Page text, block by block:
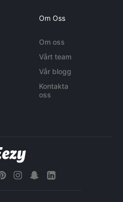
Om Oss
Om oss
Vårt team
Vår blogg
Kontakta
oss